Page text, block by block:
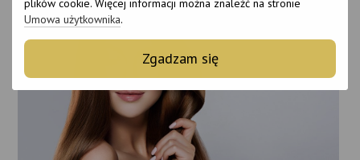
Umowa użytkownika.
Zgadzam się